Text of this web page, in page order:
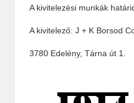
A kivitelezési munkák
A kivitelező: J + K Borsod
3780 Edelény, Tárna út 1.